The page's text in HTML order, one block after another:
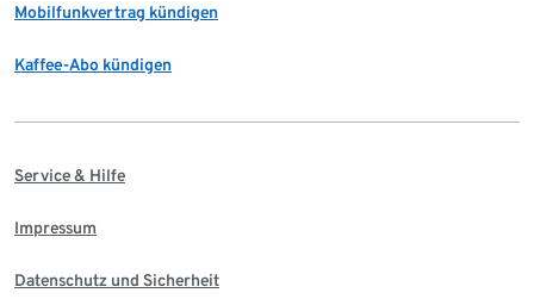
Mobilfunkvertrag kündigen
Kaffee-Abo kündigen
Service & Hilfe
Impressum
Datenschutz und Sicherheit